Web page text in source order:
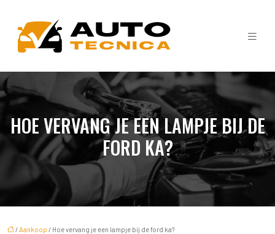
HOE VERVANG JE EEN LAMPJE BIJ DE
FORD KA?
/Aankoop / Hoe vervang je een lampje bij de ford ka?